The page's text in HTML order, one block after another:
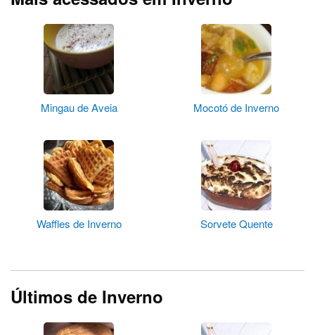
Mingau de Aveia Mocotó de Inverno
Waffles de Inverno Sorvete Quente
Últimos de Inverno